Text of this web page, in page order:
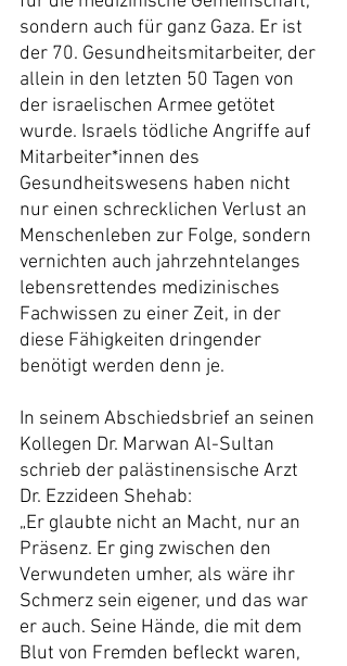
sondern auch für ganz Gaza. Er ist
der 70. Gesundheitsmitarbeiter, der
allein in den letzten 50 Tagen von
der israelischen Armee getötet
wurde. Israels tödliche Angriffe auf
Mitarbeiter*innen des
Gesundheitswesens haben nicht
nur einen schrecklichen Verlust an
Menschenleben zur Folge, sondern
vernichten auch jahrzehntelanges
lebensrettendes medizinisches
Fachwissen zu einer Zeit, in der
diese Fähigkeiten dringender
benötigt werden denn je.
In seinem Abschiedsbrief an seinen
Kollegen Dr. Marwan Al-Sultan
schrieb der palästinensische Arzt
Dr. Ezzideen Shehab:
„Er glaubte nicht an Macht, nur an
Präsenz. Er ging zwischen den
Verwundeten umher, als wäre ihr
Schmerz sein eigener, und das war
er auch. Seine Hände, die mit dem
Blut von Fremden befleckt waren,